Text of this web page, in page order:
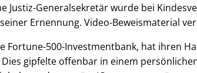
Justiz-Generalsekretär wurde bei
Ernennung. Video-Beweismaterial
Fortune-500-Investmentbank, hat ihren
gipfelte offenbar in einem